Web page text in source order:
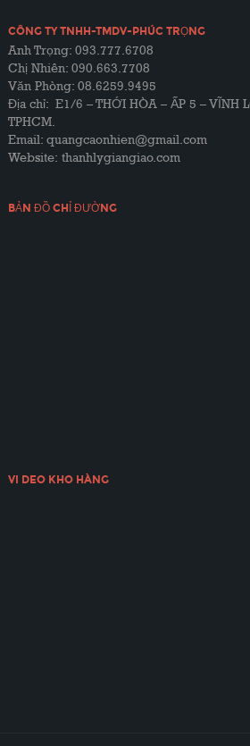
CÔNG TY TNHH-TMDV-PHÚC TRỌNG
Anh Trọng: 093.777.6708
Chị Nhiên: 090.663.7708
Văn Phòng: 08.6259.9495
Địa chỉ: E1/6 – THỚI HÒA – ẤP 5 – VĨNH
TPHCM.
Email: quangcaonhien@gmail.com
Website: thanhlygiangiao.com
BẢN ĐỒ CHỈ ĐƯỜNG
VI DEO KHO HÀNG